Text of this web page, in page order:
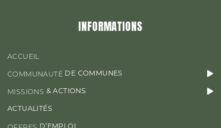
ACTUALITÉS
OFFRES
INFORMATIONS
ACCUEIL
COMMUNAUTÉ DE COMMUNES
MISSIONS & ACTIONS
ACTUALITÉS
D’EMPLOI